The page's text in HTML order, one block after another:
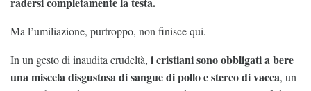
Ma l’umiliazione, purtroppo, non finisce qui.
In un gesto di inaudita crudeltà, i cristiani sono obbligati a bere
una miscela disgustosa di sangue di pollo e sterco di vacca, un